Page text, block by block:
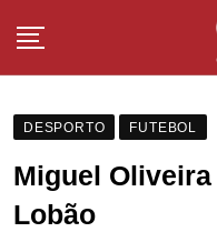
DESPORTO FUTEBOL
Miguel
Lobão